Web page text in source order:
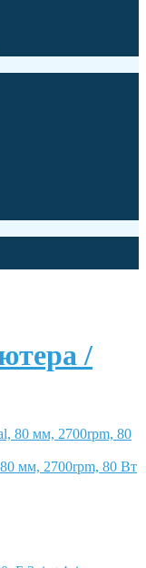
/
мм, 2700rpm, 80 Вт